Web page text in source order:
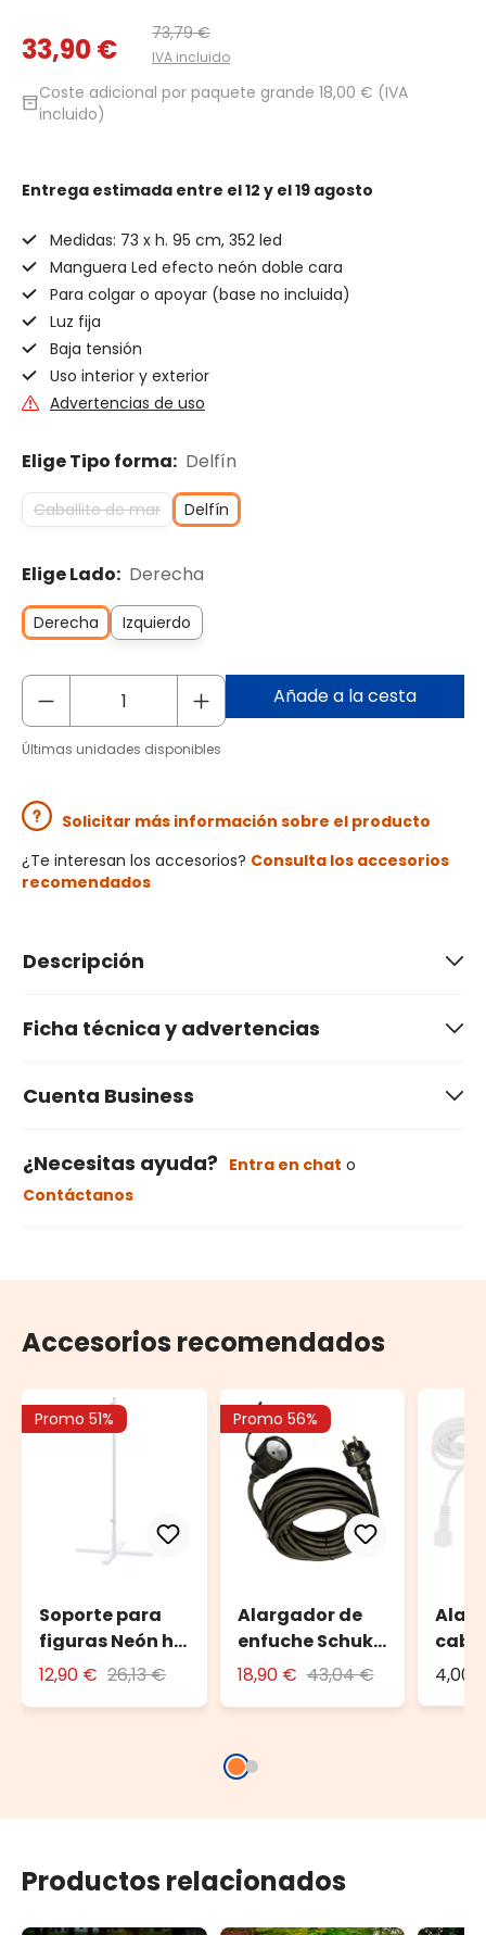
33,90 € 73,79 €
IVA incluido
inventory_2Coste adicional por paquete grande 18,00 € (IVA
incluido)
Entrega estimada entre el 12 y el 19 agosto
Medidas: 73 x h. 95 cm, 352 led
Manguera Led efecto neón doble cara
Para colgar o apoyar (base no incluida)
Luz fija
Baja tensión
Uso interior y exterior
Advertencias de uso
Elige Tipo forma: Delfín
Caballito de mar Delfín
Elige Lado: Derecha
Derecha Izquierdo
Añade a la cesta
Últimas unidades disponibles
Solicitar más información sobre el producto
¿Te interesan los accesorios? Consulta los accesorios
recomendados
Descripción
Ficha técnica y advertencias
Cuenta Business
¿Necesitas ayuda? Entra en chat o
Contáctanos
Accesorios recomendados
Promo 51%
Soporte para
figuras Neón h.
180cm
12,90 € 26,13 €
Promo 56%
Alargador de
enfuche Schuko
10 m
18,90 € 43,04 €
Led
4,00
Productos relacionados